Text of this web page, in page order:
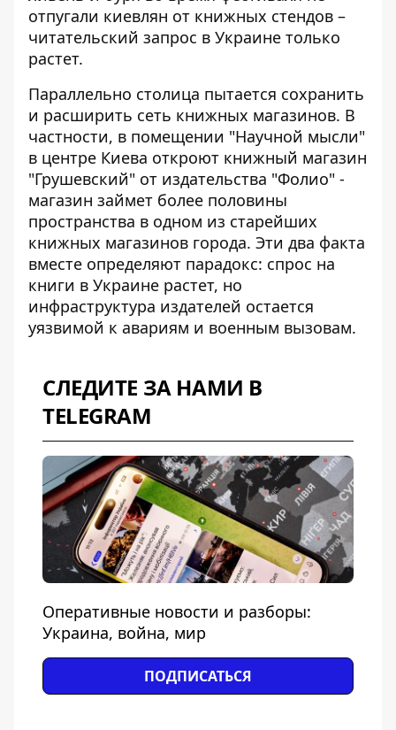
отпугали киевлян от книжных стендов –
читательский запрос в Украине только
растет.
Параллельно столица пытается сохранить
и расширить сеть книжных магазинов. В
частности, в помещении "Научной мысли"
в центре Киева откроют книжный магазин
"Грушевский" от издательства "Фолио" -
магазин займет более половины
пространства в одном из старейших
книжных магазинов города. Эти два факта
вместе определяют парадокс: спрос на
книги в Украине растет, но
инфраструктура издателей остается
уязвимой к авариям и военным вызовам.
СЛЕДИТЕ ЗА НАМИ В
TELEGRAM
Оперативные новости и разборы:
Украина, война, мир
ПОДПИСАТЬСЯ